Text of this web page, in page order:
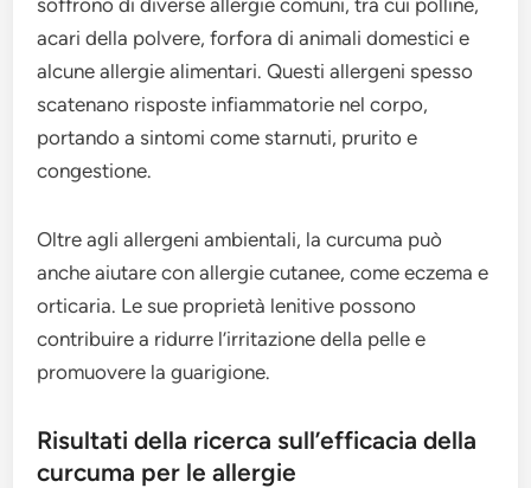
acari della polvere, forfora di animali domestici e
alcune allergie alimentari. Questi allergeni spesso
scatenano risposte infiammatorie nel corpo,
portando a sintomi come starnuti, prurito e
congestione.
Oltre agli allergeni ambientali, la curcuma può
anche aiutare con allergie cutanee, come eczema e
orticaria. Le sue proprietà lenitive possono
contribuire a ridurre l’irritazione della pelle e
promuovere la guarigione.
Risultati della ricerca sull’efficacia della
curcuma per le allergie